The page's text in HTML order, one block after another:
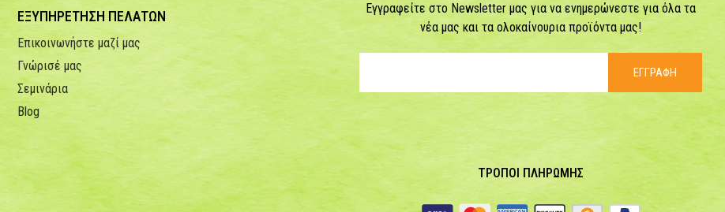
ΕΞΥΠΗΡΕΤΗΣΗ ΠΕΛΑΤΩΝ
Επικοινωνήστε μαζί μας
Γνώρισέ μας
Σεμινάρια
Blog
Εγγραφείτε στο Newsletter μας για να ενημερώνεστε για όλα τα
νέα μας και τα ολοκαίνουρια προϊόντα μας!
ΕΓΓΡΑΦΗ
ΤΡΟΠΟΙ ΠΛΗΡΩΜΗΣ